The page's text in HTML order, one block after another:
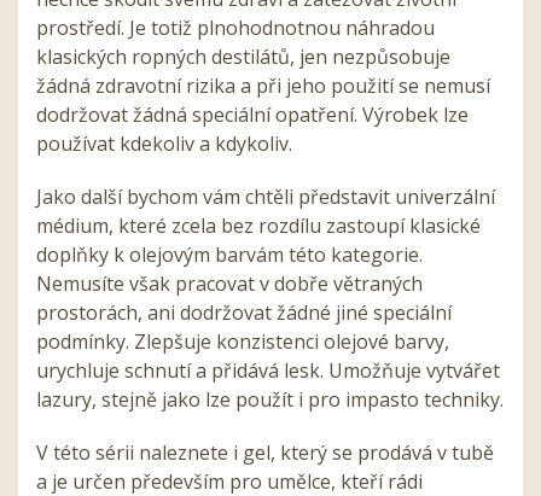
prostředí. Je totiž plnohodnotnou náhradou
klasických ropných destilátů, jen nezpůsobuje
žádná zdravotní rizika a při jeho použití se nemusí
dodržovat žádná speciální opatření. Výrobek lze
používat kdekoliv a kdykoliv.
Jako další bychom vám chtěli představit univerzální
médium, které zcela bez rozdílu zastoupí klasické
doplňky k olejovým barvám této kategorie.
Nemusíte však pracovat v dobře větraných
prostorách, ani dodržovat žádné jiné speciální
podmínky. Zlepšuje konzistenci olejové barvy,
urychluje schnutí a přidává lesk. Umožňuje vytvářet
lazury, stejně jako lze použít i pro impasto techniky.
V této sérii naleznete i gel, který se prodává v tubě
a je určen především pro umělce, kteří rádi